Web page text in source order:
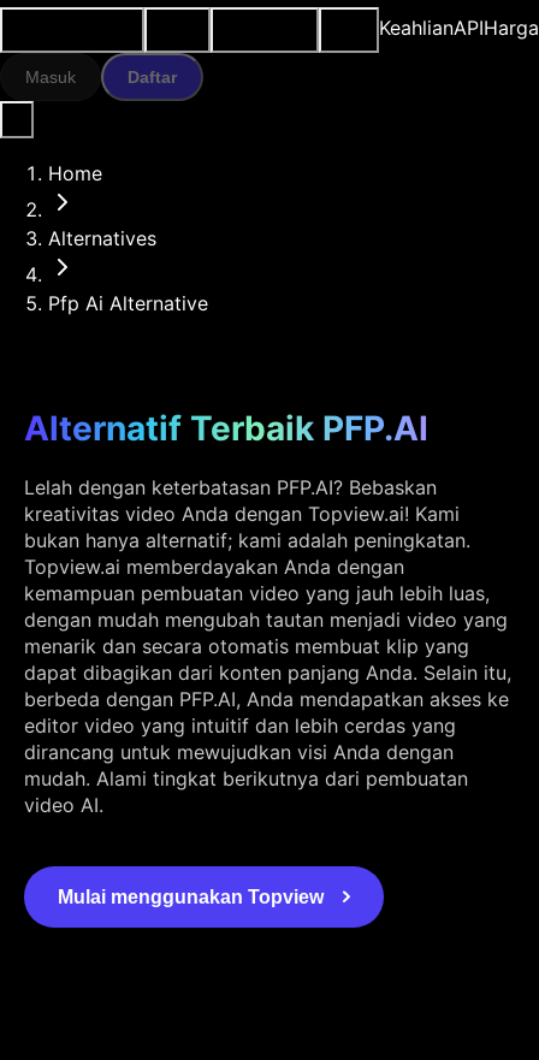
KeahlianAPIHarga
Masuk Daftar
Home
Alternatives
Pfp Ai Alternative
Alternatif Terbaik PFP.AI
Lelah dengan keterbatasan PFP.AI? Bebaskan
kreativitas video Anda dengan Topview.ai! Kami
bukan hanya alternatif; kami adalah peningkatan.
Topview.ai memberdayakan Anda dengan
kemampuan pembuatan video yang jauh lebih luas,
dengan mudah mengubah tautan menjadi video yang
menarik dan secara otomatis membuat klip yang
dapat dibagikan dari konten panjang Anda. Selain itu,
berbeda dengan PFP.AI, Anda mendapatkan akses ke
editor video yang intuitif dan lebih cerdas yang
dirancang untuk mewujudkan visi Anda dengan
mudah. Alami tingkat berikutnya dari pembuatan
video AI.
Mulai menggunakan Topview